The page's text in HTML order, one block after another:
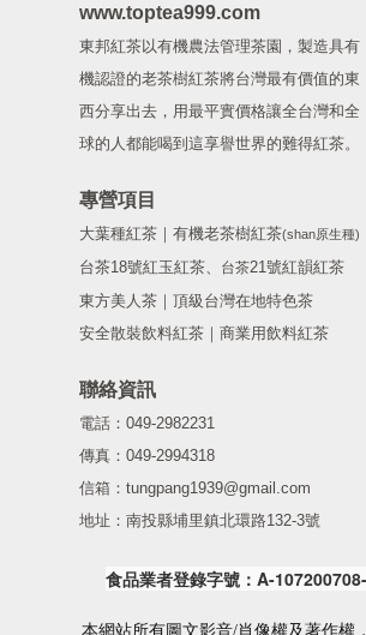
www.toptea999.com
東邦紅茶以有機農法管理茶園，製造具有
機認證的老茶樹紅茶將台灣最有價值的東
西分享出去，用最平實價格讓全台灣和全
球的人都能喝到這享譽世界的難得紅茶。
專營項目
大葉種紅茶｜有機老茶樹紅茶(shan原生種)
台茶18號紅玉紅茶、 台茶21號紅韻紅茶
東方美人茶｜頂級台灣在地特色茶
安全散裝飲料紅茶｜商業用飲料紅茶
聯絡資訊
電話：049-2982231
傳真：049-2994318
信箱：tungpang1939@gmail.com
地址：南投縣埔里鎮北環路132-3號
食品業者登錄字號：A-
本網站所有圖文影音/肖像權及著作權